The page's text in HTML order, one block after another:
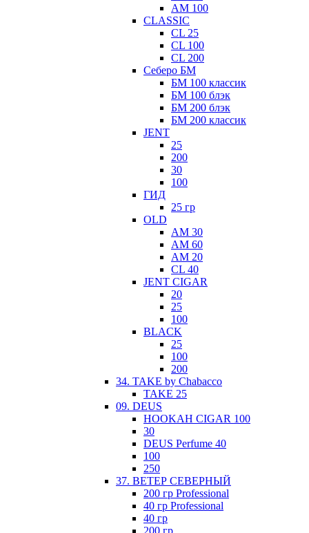
АМ 100
CLASSIC
CL 25
CL 100
CL 200
Себеро БМ
БМ 100 классик
БМ 100 блэк
БМ 200 блэк
БМ 200 классик
JENT
25
200
30
100
ГИД
25 гр
ОLD
AM 30
AM 60
AM 20
CL 40
JENT CIGAR
20
25
100
BLACK
25
100
200
34. TAKE by Chabacco
TAKE 25
09. DEUS
HOOKAH CIGAR 100
30
DEUS Perfume 40
100
250
37. ВЕТЕР СЕВЕРНЫЙ
200 гр Professional
40 гр Professional
40 гр